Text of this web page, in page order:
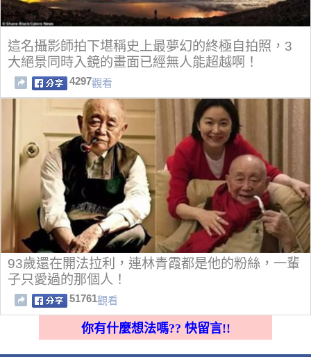
這名攝影師拍下堪稱史上最夢幻的終極自拍照，3
大絕景同時入鏡的畫面已經無人能超越啊！
4297觀看
93歲還在開法拉利，連林青霞都是他的粉絲，一輩
子只愛過的那個人！
51761觀看
你有什麼想法嗎?? 快留言!!